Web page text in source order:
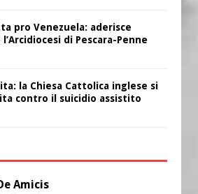
pro Venezuela: aderisce
l’Arcidiocesi di Pescara-Penne
la Chiesa Cattolica inglese si
contro il suicidio assistito
Amicis